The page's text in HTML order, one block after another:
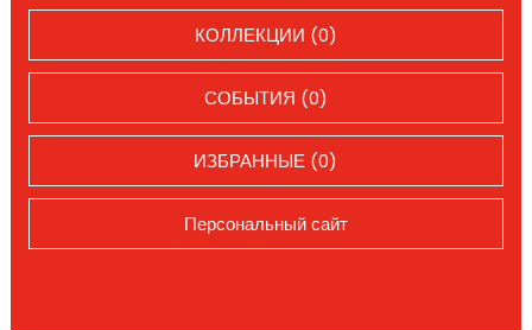
КОЛЛЕКЦИИ (0)
СОБЫТИЯ (0)
ИЗБРАННЫЕ (0)
Персональный сайт